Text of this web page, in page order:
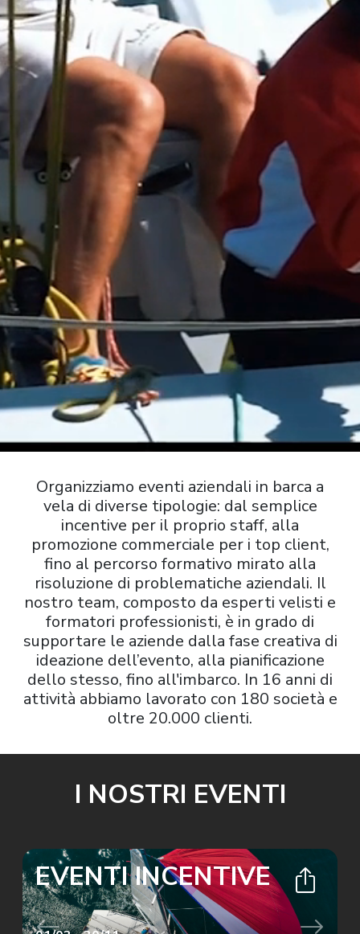
Organizziamo eventi aziendali in barca a
vela di diverse tipologie: dal semplice
incentive per il proprio staff, alla
promozione commerciale per i top client,
fino al percorso formativo mirato alla
risoluzione di problematiche aziendali. Il
nostro team, composto da esperti velisti e
formatori professionisti, è in grado di
supportare le aziende dalla fase creativa di
ideazione dell’evento, alla pianificazione
dello stesso, fino all'imbarco. In 16 anni di
attività abbiamo lavorato con 180 società e
oltre 20.000 clienti.
I NOSTRI EVENTI
EVENTI INCENTIVE